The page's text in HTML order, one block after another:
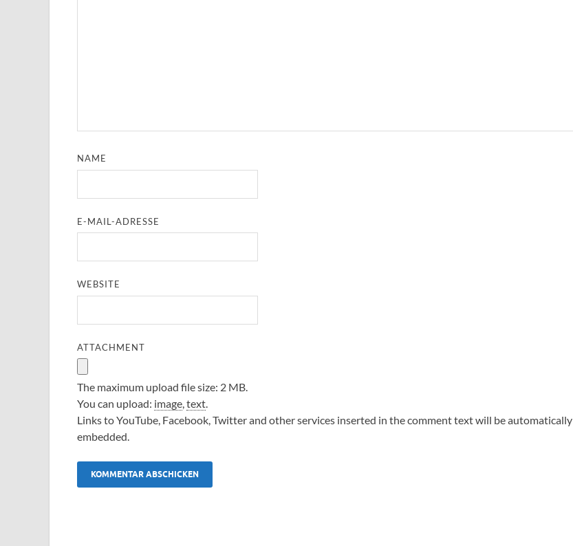
NAME
E-MAIL-ADRESSE
WEBSITE
ATTACHMENT
The maximum upload file size: 2 MB.
You can upload: image,text.
Links to YouTube, Facebook, Twitter and other services inserted in the comment text will be automatically
embedded.